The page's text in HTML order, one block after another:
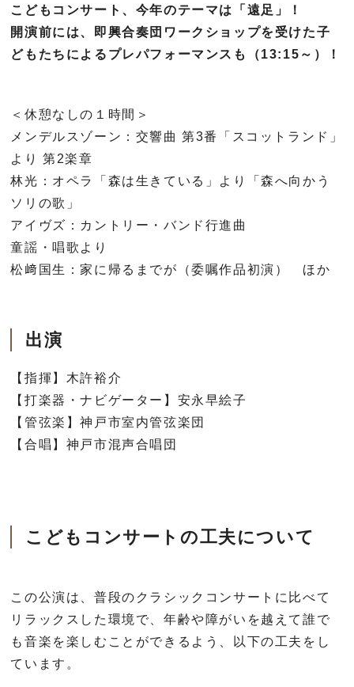
こどもコンサート、今年のテーマは「遠足」！
開演前には、即興合奏団ワークショップを受けた子
どもたちによるプレパフォーマンスも（13:15～）！
＜休憩なしの１時間＞
メンデルスゾーン：交響曲 第3番「スコットランド」
より 第2楽章
林光：オペラ「森は生きている」より「森へ向かう
ソリの歌」
アイヴズ：カントリー・バンド行進曲
童謡・唱歌より
松﨑国生：家に帰るまでが（委嘱作品初演） ほか
出演
【指揮】木許裕介
【打楽器・ナビゲーター】安永早絵子
【管弦楽】神戸市室内管弦楽団
【合唱】神戸市混声合唱団
こどもコンサートの工夫について
この公演は、普段のクラシックコンサートに比べて
リラックスした環境で、年齢や障がいを越えて誰で
も音楽を楽しむことができるよう、以下の工夫をし
ています。